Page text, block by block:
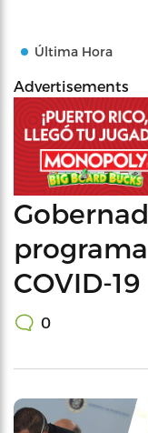
Última Hora
Advertisements
COVID-19
0